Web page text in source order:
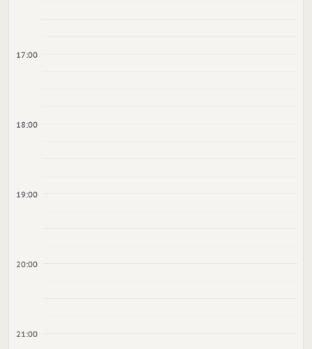
17:00
18:00
19:00
20:00
21:00